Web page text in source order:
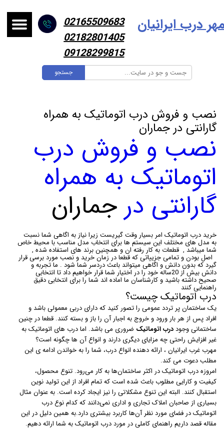
جستجو
درب ایرانیان
02165509683
02182801405
09128299815
نصب و فروش درب اتوماتیک به همراه
گارانتی در جماران
نصب و فروش درب
اتوماتیک به همراه
گارانتی در جماران
خرید درب اتوماتیک امر بسیار وقت گیریست زیرا نیاز به اگاهی شما نسبت
به مدل های مختلف این سیستم ها برای انتخاب مدل مناسب با محیط خاص
شما میباشد , قطعات به کار رفته ان و همچنین برند های استفاده شده ,
اصل بودن و تمامی جزییاتی که قطعا در زمان خرید و نصب مورد برسی قرار
گیرد که بدون دانش و اگاهی میتواند باعث دردسر شما شود . ما تجربه و
دانش بیش از 20ساله خود را در اختیار شما قرار خواهیم داد تا انتخابی
صحیح داشته باشید و کارشناسان ما اماده اند شما را برای انتخابی دقیق
راهنمایی کنند
درب اتوماتیک چیست؟
یک ساختمان پر تردد عمومی را تصور کنید که دارای دربی معمولی باشد و
افراد پس از هر بار ورود و خروج به اجبار آن را باز و بسته کنند. قطعا در چنین
ساختمانی وجوددرب اتوماتیک ضروری می باشد. اما درب های اتوماتیک به
غیر افزایش راحتی چه مزایای دیگری دارند و انواع آن ها چگونه است؟
مهرب غرب ایرانیان ، ارائه دهنده انواع درب، شما را به خواندن ادامه ی این
مطلب دعوت می کند.
امروزه درب اتوماتیک در اکثر ساختمان‌ها به کار می‌رود. تنوع محصول،
کیفیت و کارایی مطلوب باعث شده است که تمام افراد از این تولید نوین
استقبال کنند. البته این تنوع مشکلاتی را نیز ایجاد کرده است. به عنوان مثال
بسیاری از صاحبان املاک تجاری و اداری نمی‌دانند که کدام نوع درب
اتوماتیک در فضای مورد نظر آن‌ها کاربرد بیشتری دارد.به همین دلیل در این
مقاله قصد داریم راهنمای کاملی در مورد درب اتوماتیک به شما ارائه دهیم.